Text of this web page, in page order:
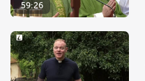
59:26